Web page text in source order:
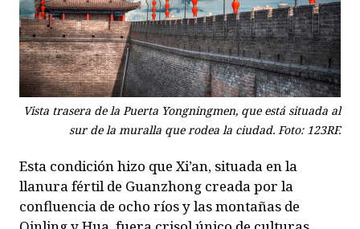
Vista trasera de la Puerta Yongningmen, que está situada al
sur de la muralla que rodea la ciudad. Foto: 123RF.
Esta condición hizo que Xi’an, situada en la
llanura fértil de Guanzhong creada por la
confluencia de ocho ríos y las montañas de